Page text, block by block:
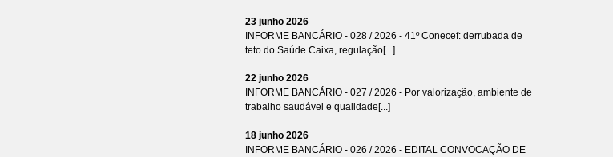
23 junho 2026
INFORME BANCÁRIO - 028 / 2026 - 41º Conecef: derrubada de
teto do Saúde Caixa, regulação[...]
22 junho 2026
INFORME BANCÁRIO - 027 / 2026 - Por valorização, ambiente de
trabalho saudável e qualidade[...]
18 junho 2026
INFORME BANCÁRIO - 026 / 2026 - EDITAL CONVOCAÇÃO DE